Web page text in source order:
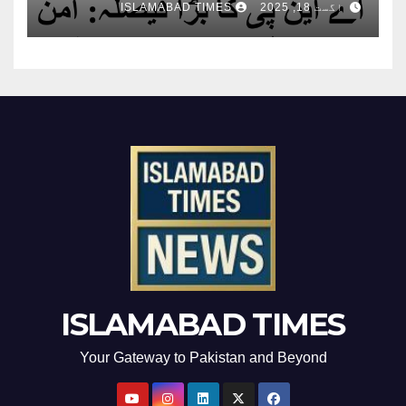
اگست 18, 2025 ISLAMABAD TIMES
ISLAMABAD TIMES
Your Gateway to Pakistan and Beyond